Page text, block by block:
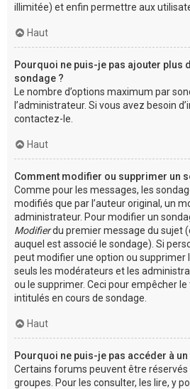
illimitée) et enfin permettre aux
Haut
Pourquoi ne puis-je pas ajouter plus
sondage ?
Le nombre d’options maximum par
l’administrateur. Si vous avez besoin
contactez-le.
Haut
Comment modifier ou supprimer un
Comme pour les messages, les
modifiés que par l’auteur original, un
administrateur. Pour modifier un
Modifierdu premier message du sujet
auquel est associé le sondage). Si
peut modifier une option ou supprimer
seuls les modérateurs et les
ou le supprimer. Ceci pour empêcher
intitulés en cours de sondage.
Haut
Pourquoi ne puis-je pas accéder à
Certains forums peuvent être
groupes. Pour les consulter, les lire, y